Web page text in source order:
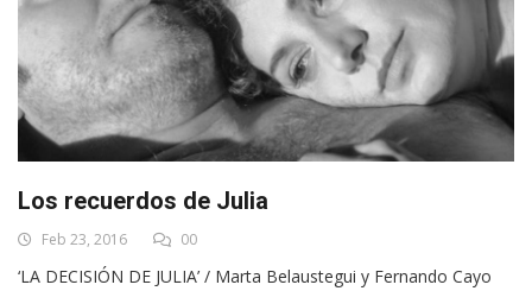
Los recuerdos de Julia
Feb 23, 2016 00
‘LA DECISIÓN DE JULIA’ / Marta Belaustegui y Fernando Cayo